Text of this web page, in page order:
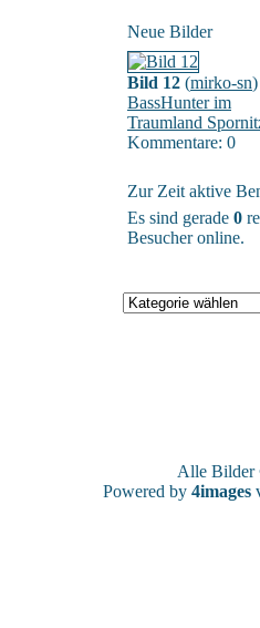
Neue Bilder
Bild 12 (mirko-sn)
BassHunter im
Traumland
Kommentare: 0
Zur Zeit aktive
Es sind gerade 0
Besucher online.
Alle
Powered by 4images